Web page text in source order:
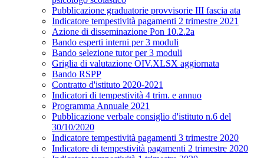
Pubblicazione graduatorie provvisorie III fascia ata
Indicatore tempestività pagamenti 2 trimestre 2021
Azione di disseminazione Pon 10.2.2a
Bando esperti interni per 3 moduli
Bando selezione tutor per 3 moduli
Griglia di valutazione OIV.XLSX aggiornata
Bando RSPP
Contratto d'istituto 2020-2021
Indicatori di tempestività 4 trim. e annuo
Programma Annuale 2021
Pubblicazione verbale consiglio d'istituto n.6 del
30/10/2020
Indicatore tempestività pagamenti 3 trimestre 2020
Indicatore di tempestività pagamenti 2 trimestre 2020